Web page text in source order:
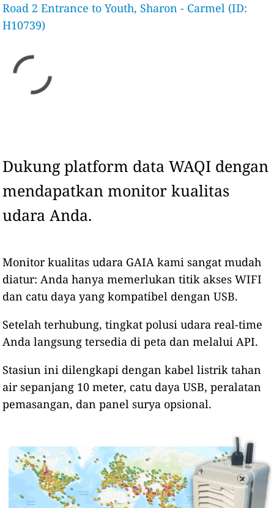
Road 2 Entrance to Youth, Sharon - Carmel (ID:
H10739)
Dukung platform data WAQI dengan
mendapatkan monitor kualitas
udara Anda.
Monitor kualitas udara GAIA kami sangat mudah
diatur: Anda hanya memerlukan titik akses WIFI
dan catu daya yang kompatibel dengan USB.
Setelah terhubung, tingkat polusi udara real-time
Anda langsung tersedia di peta dan melalui API.
Stasiun ini dilengkapi dengan kabel listrik tahan
air sepanjang 10 meter, catu daya USB, peralatan
pemasangan, dan panel surya opsional.